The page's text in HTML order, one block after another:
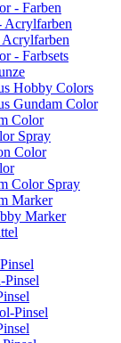
- Farben
Acrylfarben
- Farbsets
Hobby Colors
Gundam Color
Color
Spray
Color
Color Spray
Marker
Marker
Pinsel
Pinsel